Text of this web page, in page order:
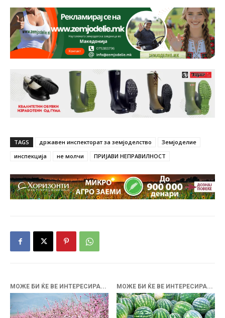
TAGS државен инспекторат за земјоделство
Земјоделие
инспекција
не молчи ПРИЈАВИ НЕПРАВИЛНОСТ
МОЖЕ БИ ЌЕ ВЕ ИНТЕРЕСИРА... МОЖЕ БИ ЌЕ ВЕ ИНТЕРЕСИРА...